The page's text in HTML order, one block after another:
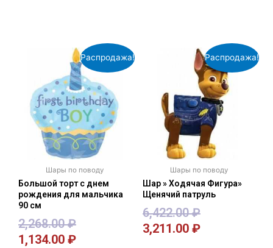
Распродажа!
Шары по поводу
Большой торт с днем
рождения для мальчика
90 см
2,268.00₽
1,134.00 ₽
Распродажа!
Шары по поводу
Шар » Ходячая Фигура»
Щенячий патруль
6,422.00₽
3,211.00 ₽